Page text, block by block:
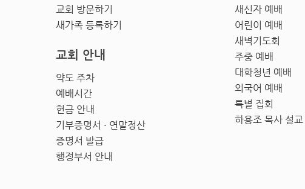
교회 방문하기
새가족 등록하기
새신자 예배
어린이 예배
새벽기도회
주중 예배
대학청년 예배
외국어 예배
특별 집회
하용조 목사 설교
교회 안내
약도 주차
예배시간
헌금 안내
기부증명서 · 연말정산
증명서 발급
행정부서 안내